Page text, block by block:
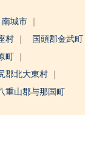
南城市
村
国頭郡金武町
町
郡北大東村
重山郡与那国町